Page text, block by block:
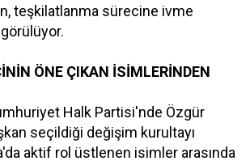
teşkilatlanma sürecine ivme
ÖNE ÇIKAN İSİMLERİNDEN
Halk Partisi'nde Özgür
seçildiği değişim kurultayı
aktif rol üstlenen isimler arasında